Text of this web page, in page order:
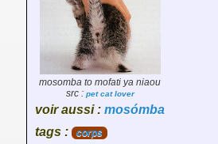
mosomba to mofati ya niaou
src : pet cat lover
voir aussi : mosómba
tags :
corps